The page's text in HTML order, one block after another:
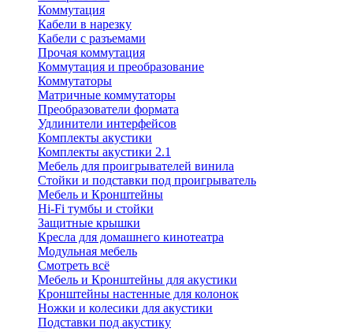
Коммутация
Кабели в нарезку
Кабели с разъемами
Прочая коммутация
Коммутация и преобразование
Коммутаторы
Матричные коммутаторы
Преобразователи формата
Удлинители интерфейсов
Комплекты акустики
Комплекты акустики 2.1
Мебель для проигрывателей винила
Стойки и подставки под проигрыватель
Мебель и Кронштейны
Hi-Fi тумбы и стойки
Защитные крышки
Кресла для домашнего кинотеатра
Модульная мебель
Смотреть всё
Мебель и Кронштейны для акустики
Кронштейны настенные для колонок
Ножки и колесики для акустики
Подставки под акустику